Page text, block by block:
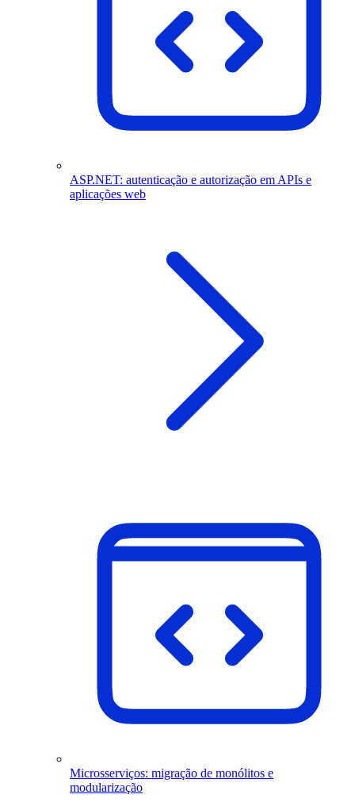
ASP.NET: autenticação e autorização em APIs e
aplicações web
Microsserviços: migração de monólitos e
modularização